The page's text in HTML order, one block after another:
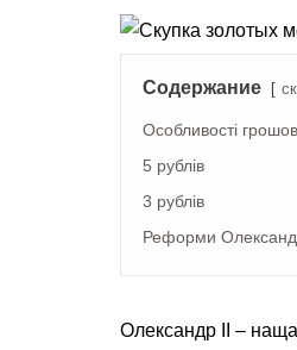
Содержание
Особливості
5 рублів
3 рублів
Реформи
Олександр II –